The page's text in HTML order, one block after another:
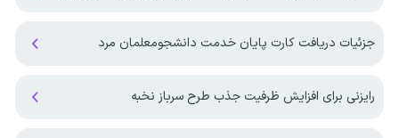
جزئیات دریافت کارت پایان خدمت دانشجومعلمان مرد
رایزنی برای افزایش ظرفیت جذب طرح سرباز نخبه